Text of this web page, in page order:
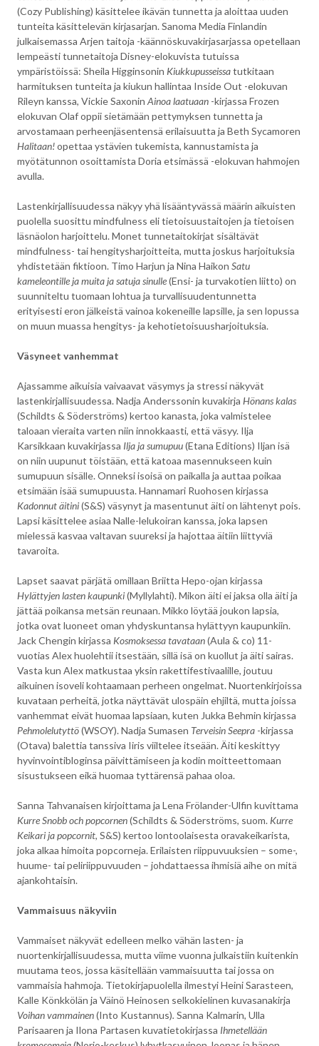
(Cozy Publishing) käsittelee ikävän tunnetta ja aloittaa uuden
tunteita käsittelevän kirjasarjan. Sanoma Media Finlandin
julkaisemassa Arjen taitoja -käännöskuvakirjasarjassa opetellaan
lempeästi tunnetaitoja Disney-elokuvista tutuissa
ympäristöissä: Sheila Higginsonin Kiukkupusseissatutkitaan
harmituksen tunteita ja kiukun hallintaa Inside Out -elokuvan
Rileyn kanssa, Vickie Saxonin Ainoa laatuaan -kirjassa Frozen
elokuvan Olaf oppii sietämään pettymyksen tunnetta ja
arvostamaan perheenjäsentensä erilaisuutta ja Beth Sycamoren
Halitaan!opettaa ystävien tukemista, kannustamista ja
myötätunnon osoittamista Doria etsimässä -elokuvan hahmojen
avulla.
Lastenkirjallisuudessa näkyy yhä lisääntyvässä määrin aikuisten
puolella suosittu mindfulness eli tietoisuustaitojen ja tietoisen
läsnäolon harjoittelu. Monet tunnetaitokirjat sisältävät
mindfulness- tai hengitysharjoitteita, mutta joskus harjoituksia
yhdistetään fiktioon. Timo Harjun ja Nina Haikon Satu
kameleontille ja muita ja satuja sinulle(Ensi- ja turvakotien liitto) on
suunniteltu tuomaan lohtua ja turvallisuudentunnetta
erityisesti eron jälkeistä vainoa kokeneille lapsille, ja sen lopussa
on muun muassa hengitys- ja kehotietoisuusharjoituksia.
Väsyneet vanhemmat
Ajassamme aikuisia vaivaavat väsymys ja stressi näkyvät
lastenkirjallisuudessa. Nadja Anderssonin kuvakirja Hönans kalas
(Schildts & Söderströms) kertoo kanasta, joka valmistelee
taloaan vieraita varten niin innokkaasti, että väsyy. Ilja
Karsikkaan kuvakirjassa Ilja ja sumupuu(Etana Editions) Iljan isä
on niin uupunut töistään, että katoaa masennukseen kuin
sumupuun sisälle. Onneksi isoisä on paikalla ja auttaa poikaa
etsimään isää sumupuusta. Hannamari Ruohosen kirjassa
Kadonnut äitini(S&S) väsynyt ja masentunut äiti on lähtenyt pois.
Lapsi käsittelee asiaa Nalle-lelukoiran kanssa, joka lapsen
mielessä kasvaa valtavan suureksi ja hajottaa äitiin liittyviä
tavaroita.
Lapset saavat pärjätä omillaan Briitta Hepo-ojan kirjassa
Hylättyjen lasten kaupunki(Myllylahti). Mikon äiti ei jaksa olla äiti ja
jättää poikansa metsän reunaan. Mikko löytää joukon lapsia,
jotka ovat luoneet oman yhdyskuntansa hylättyyn kaupunkiin.
Jack Chengin kirjassa Kosmoksessa tavataan(Aula & co) 11-
vuotias Alex huolehtii itsestään, sillä isä on kuollut ja äiti sairas.
Vasta kun Alex matkustaa yksin rakettifestivaalille, joutuu
aikuinen isoveli kohtaamaan perheen ongelmat. Nuortenkirjoissa
kuvataan perheitä, jotka näyttävät ulospäin ehjiltä, mutta joissa
vanhemmat eivät huomaa lapsiaan, kuten Jukka Behmin kirjassa
Pehmolelutyttö(WSOY). Nadja Sumasen Terveisin Seepra -kirjassa
(Otava) balettia tanssiva Iiris viiltelee itseään. Äiti keskittyy
hyvinvointibloginsa päivittämiseen ja kodin moitteettomaan
sisustukseen eikä huomaa tyttärensä pahaa oloa.
Sanna Tahvanaisen kirjoittama ja Lena Frölander-Ulfin kuvittama
Kurre Snobb och popcornen(Schildts & Söderströms, suom. Kurre
Keikari ja popcornit, S&S) kertoo lontoolaisesta oravakeikarista,
joka alkaa himoita popcorneja. Erilaisten riippuvuuksien – some-,
huume- tai peliriippuvuuden – johdattaessa ihmisiä aihe on mitä
ajankohtaisin.
Vammaisuus näkyviin
Vammaiset näkyvät edelleen melko vähän lasten- ja
nuortenkirjallisuudessa, mutta viime vuonna julkaistiin kuitenkin
muutama teos, jossa käsitellään vammaisuutta tai jossa on
vammaisia hahmoja. Tietokirjapuolella ilmestyi Heini Sarasteen,
Kalle Könkkölän ja Väinö Heinosen selkokielinen kuvasanakirja
Voihan vammainen(Into Kustannus). Sanna Kalmarin, Ulla
Parisaaren ja Ilona Partasen kuvatietokirjassa Ihmetellään